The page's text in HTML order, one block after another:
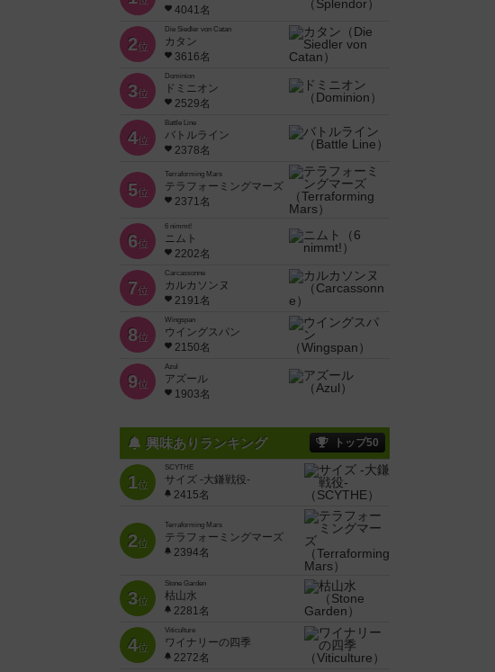
4041名
2位
Die Siedler von Catan
カタン
3616名
3位
Dominion
ドミニオン
2529名
4位
Battle Line
バトルライン
2378名
5位
Terraforming Mars
テラフォーミングマーズ
2371名
6位
6 nimmt!
ニムト
2202名
7位
Carcassonne
カルカソンヌ
2191名
8位
Wingspan
ウイングスパン
2150名
9位
Azul
アズール
1903名
興味ありランキング トップ50
1位
SCYTHE
サイズ -大鎌戦役-
2415名
2位
Terraforming Mars
テラフォーミングマーズ
2394名
3位
Stone Garden
枯山水
2281名
4位
Viticulture
ワイナリーの四季
2272名